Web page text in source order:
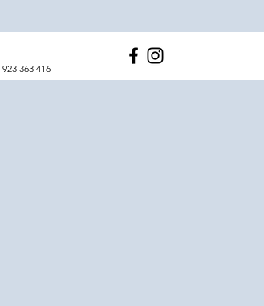
363 416